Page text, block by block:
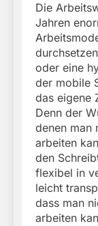
Die
Jahren
oder eine
der mobile
das eigene
Denn der
denen man
arbeiten
den
flexibel in
leicht
dass man
arbeiten